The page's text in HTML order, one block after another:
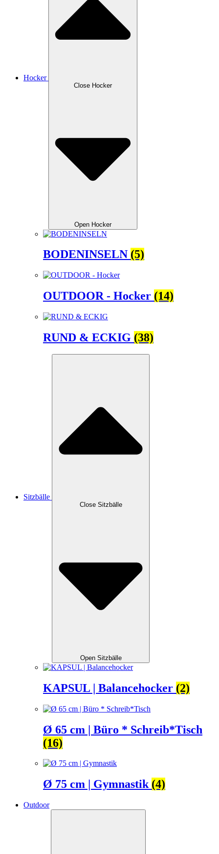
Hocker
Close Hocker
Open Hocker
BODENINSELN (5)
OUTDOOR - Hocker (14)
RUND & ECKIG (38)
Sitzbälle
Close Sitzbälle
Open Sitzbälle
KAPSUL | Balancehocker (2)
Ø 65 cm | Büro * Schreib*Tisch
(16)
Ø 75 cm | Gymnastik (4)
Outdoor